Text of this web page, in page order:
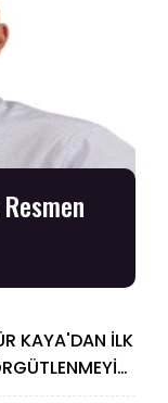
KAYA'DAN İLK